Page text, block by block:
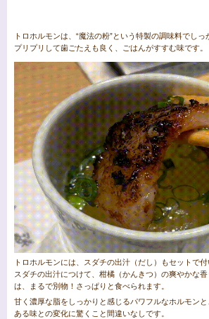
トロホルモンは、“魔法の粉”という特製の調味料でしっ
プリプリして歯ごたえも良く、ごはんがすすむ味です。
トロホルモンには、スダチの出汁（だし）もセットで付
スダチの出汁につけて、柑橘（かんきつ）の爽やかな
は、まるで別物！さっぱりと食べられます。
甘く濃厚な脂をしっかりと感じるパワフルなホルモン
ある味との変化に驚くこと間違いなしです。